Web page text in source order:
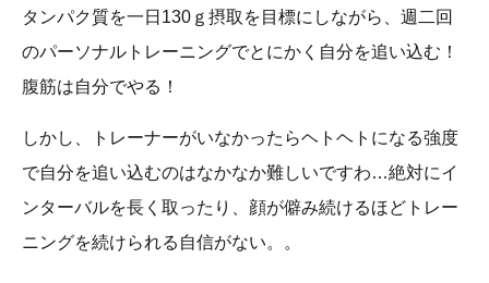
タンパク質を一日130ｇ摂取を目標にしながら、週二回
のパーソナルトレーニングでとにかく自分を追い込む！
腹筋は自分でやる！
しかし、トレーナーがいなかったらヘトヘトになる強度
で自分を追い込むのはなかなか難しいですわ…絶対にイ
ンターバルを長く取ったり、顔が僻み続けるほどトレー
ニングを続けられる自信がない。。